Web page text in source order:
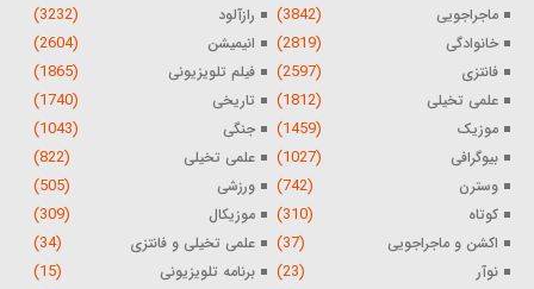
ماجراجویی (3842) رازآلود (3232)
خانوادگی (2819) انیمیشن (2604)
فانتزی (2597) فیلم تلویزیونی (1865)
علمی تخیلی (1812) تاریخی (1740)
موزیک (1459) جنگی (1043)
بیوگرافی (1027) علمی تخیلی (822)
وسترن (742) ورزشی (505)
کوتاه (310) موزیکال (309)
اکشن و ماجراجویی (37) علمی تخیلی و فانتزی (34)
نوآر (23) برنامه تلویزیونی (15)